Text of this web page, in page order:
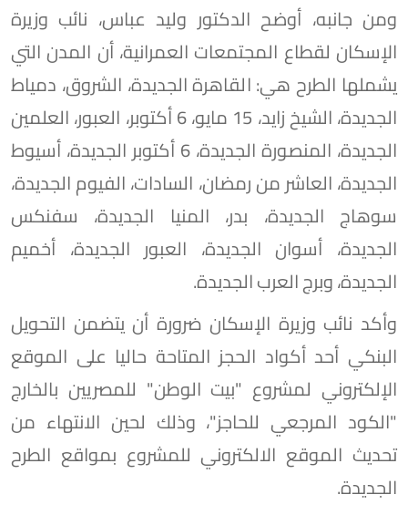
ومن جانبه، أوضح الدكتور وليد عباس، نائب وزيرة
الإسكان لقطاع المجتمعات العمرانية، أن المدن التي
يشملها الطرح هي: القاهرة الجديدة، الشروق، دمياط
الجديدة، الشيخ زايد، 15 مايو، 6 أكتوبر، العبور، العلمين
الجديدة، المنصورة الجديدة، 6 أكتوبر الجديدة، أسيوط
الجديدة، العاشر من رمضان، السادات، الفيوم الجديدة،
سوهاج الجديدة، بدر، المنيا الجديدة، سفنكس
الجديدة، أسوان الجديدة، العبور الجديدة، أخميم
الجديدة، وبرج العرب الجديدة.
وأكد نائب وزيرة الإسكان ضرورة أن يتضمن التحويل
البنكي أحد أكواد الحجز المتاحة حاليا على الموقع
الإلكتروني لمشروع "بيت الوطن" للمصريين بالخارج
"الكود المرجعي للحاجز"، وذلك لحين الانتهاء من
تحديث الموقع الالكتروني للمشروع بمواقع الطرح
الجديدة.